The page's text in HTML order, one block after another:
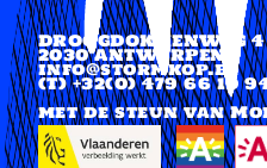
DROOGDOKKENWEG 4
2030 ANTWERPEN
info@stormkop.be
(T) +32(0)479 66 10
met de steun van